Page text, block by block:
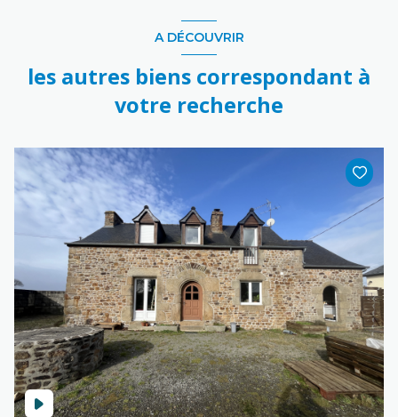
A DÉCOUVRIR
les autres biens correspondant à
votre recherche